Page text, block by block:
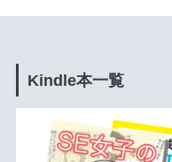
Kindle本一覧